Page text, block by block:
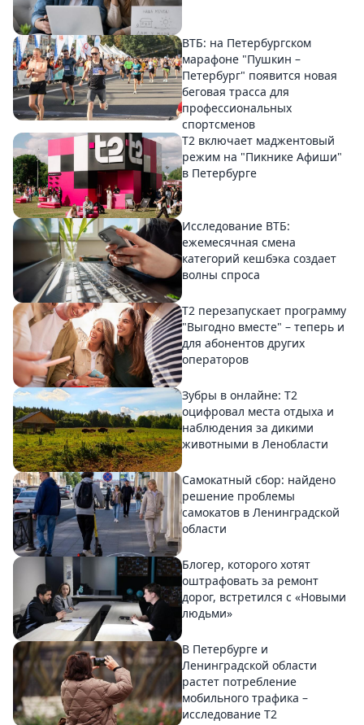
ВТБ: на Петербургском
марафоне "Пушкин –
Петербург" появится новая
беговая трасса для
профессиональных
спортсменов
Т2 включает маджентовый
режим на "Пикнике Афиши"
в Петербурге
Исследование ВТБ:
ежемесячная смена
категорий кешбэка создает
волны спроса
Т2 перезапускает программу
"Выгодно вместе" – теперь и
для абонентов других
операторов
Зубры в онлайне: Т2
оцифровал места отдыха и
наблюдения за дикими
животными в Ленобласти
Самокатный сбор: найдено
решение проблемы
самокатов в Ленинградской
области
Блогер, которого хотят
оштрафовать за ремонт
дорог, встретился с «Новыми
людьми»
В Петербурге и
Ленинградской области
растет потребление
мобильного трафика –
исследование T2